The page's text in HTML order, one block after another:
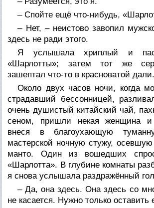
– Спойте ещё что-нибудь,
– Нет, – неистово завопил
здесь не ради этого.
Я услышала хриплый и
«Шарлотты»; затем тот же
зашептал что-то в красноватой дали.
Около двух часов ночи, когда
страдавший бессонницей,
очень душистый китайский чай,
сеном, пришли некая женщина
внеся в благоухающую
мастерской ночную стужу,
манто. Один из вошедших
«Шарлотта». В глубине комнаты
я снова услышала раздражённый
– Да, она здесь. Она здесь со
не касается. Нужно только оставить